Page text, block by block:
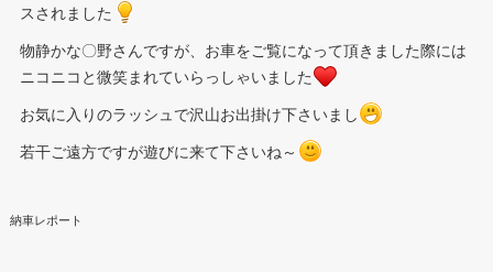
スされました
物静かな〇野さんですが、お車をご覧になって頂きました際には
ニコニコと微笑まれていらっしゃいました
お気に入りのラッシュで沢山お出掛け下さいまし
若干ご遠方ですが遊びに来て下さいね～
納車レポート